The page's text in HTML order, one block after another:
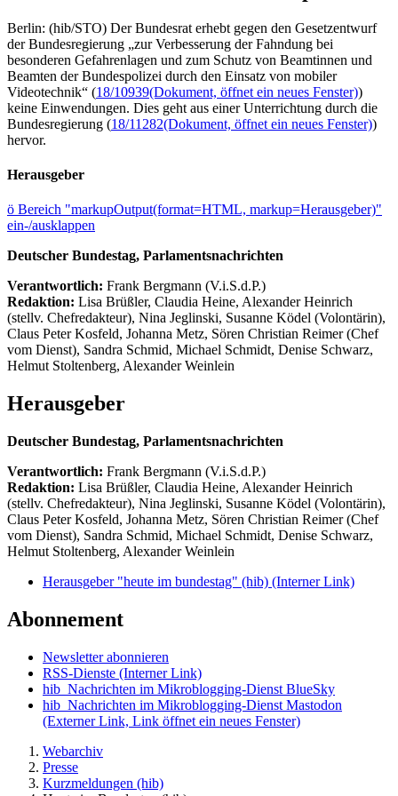
Berlin: (hib/STO) Der Bundesrat erhebt gegen den Gesetzentwurf
der Bundesregierung „zur Verbesserung der Fahndung bei
besonderen Gefahrenlagen und zum Schutz von Beamtinnen und
Beamten der Bundespolizei durch den Einsatz von mobiler
Videotechnik“ (18/10939(Dokument, öffnet ein neues Fenster))
keine Einwendungen. Dies geht aus einer Unterrichtung durch die
Bundesregierung (18/11282(Dokument, öffnet ein neues Fenster))
hervor.
Herausgeber
ö Bereich "markupOutput(format=HTML, markup=Herausgeber)"
ein-/ausklappen
Deutscher Bundestag, Parlamentsnachrichten
Verantwortlich: Frank Bergmann (V.i.S.d.P.)
Redaktion: Lisa Brüßler, Claudia Heine, Alexander Heinrich
(stellv. Chefredakteur), Nina Jeglinski, Susanne Ködel (Volontärin),
Claus Peter Kosfeld, Johanna Metz, Sören Christian Reimer (Chef
vom Dienst), Sandra Schmid, Michael Schmidt, Denise Schwarz,
Helmut Stoltenberg, Alexander Weinlein
Herausgeber
Deutscher Bundestag, Parlamentsnachrichten
Verantwortlich: Frank Bergmann (V.i.S.d.P.)
Redaktion: Lisa Brüßler, Claudia Heine, Alexander Heinrich
(stellv. Chefredakteur), Nina Jeglinski, Susanne Ködel (Volontärin),
Claus Peter Kosfeld, Johanna Metz, Sören Christian Reimer (Chef
vom Dienst), Sandra Schmid, Michael Schmidt, Denise Schwarz,
Helmut Stoltenberg, Alexander Weinlein
Herausgeber "heute im bundestag" (hib) (Interner Link)
Abonnement
Newsletter abonnieren
RSS-Dienste (Interner Link)
hib_Nachrichten im Mikroblogging-Dienst BlueSky
hib_Nachrichten im Mikroblogging-Dienst Mastodon
(Externer Link, Link öffnet ein neues Fenster)
Webarchiv
Presse
Kurzmeldungen (hib)